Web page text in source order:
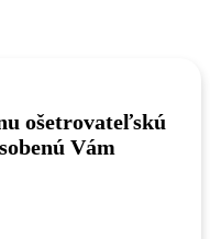
ošetrovateľskú
Vám